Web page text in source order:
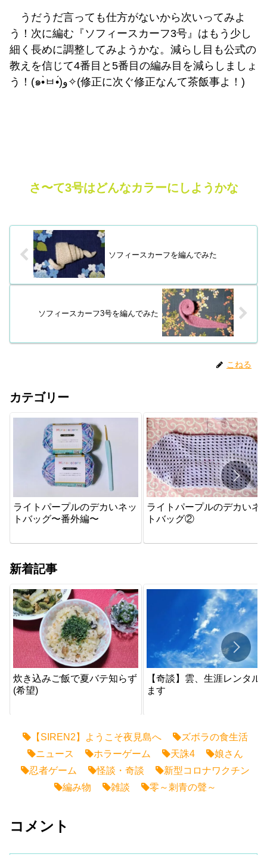
うだうだ言っても仕方がないから次いってみよ
う！次に編む『ソフィースカーフ3号』はもう少し
細く長めに調整してみようかな。減らし目も公式の
教えを信じて4番目と5番目の編み目を減らしましょ
う！(๑•̀ㅂ•́)و✧(修正に次ぐ修正なんて茶飯事よ！)
さ〜て3号はどんなカラーにしようかな
ソフィースカーフを編んでみた
ソフィースカーフ3号を編んでみた
こねる
カテゴリー
ライトパープルのデカいネッ
トバッグ〜番外編〜
ライトパープルのデカいネ
トバッグ②
新着記事
炊き込みご飯で夏バテ知らず
(希望)
【奇談】雲、生涯レンタル
ます
【SIREN2】ようこそ夜見島へ
ズボラの食生活
ニュース
ホラーゲーム 天誅4
娘さん
忍者ゲーム
怪談・奇談
新型コロナワクチン
編み物
雑談 零～刺青の聲～
コメント